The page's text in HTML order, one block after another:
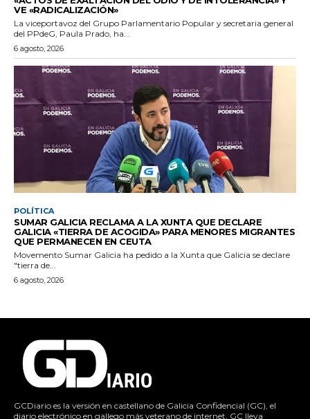
VE «RADICALIZACIÓN»
La viceportavoz del Grupo Parlamentario Popular y secretaria general
del PPdeG, Paula Prado, ha...
6 agosto, 2026
POLÍTICA
SUMAR GALICIA RECLAMA A LA XUNTA QUE DECLARE
GALICIA «TIERRA DE ACOGIDA» PARA MENORES MIGRANTES
QUE PERMANECEN EN CEUTA
Movemento Sumar Galicia ha pedido a la Xunta que Galicia se declare
"tierra de...
6 agosto, 2026
GCDiario es la versión en castellano de Galicia Confidencial (GC), el
diario electrónico en gallego más veterano de internet. GC lleva